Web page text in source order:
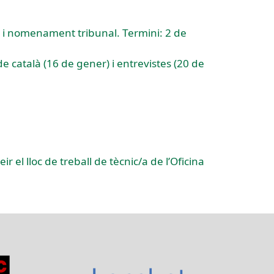
i nomenament tribunal. Termini: 2 de
català (16 de gener) i entrevistes (20 de
el lloc de treball de tècnic/a de l’Oficina